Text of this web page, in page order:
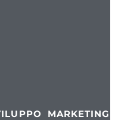
MARKETING